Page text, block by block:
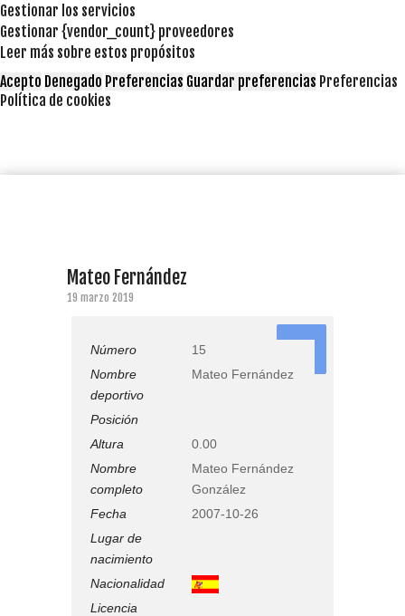
Gestionar los servicios
Gestionar {vendor_count} proveedores
Leer más sobre estos propósitos
Acepto Denegado Preferencias Guardar preferencias Preferencias
Política de cookies
Mateo Fernández
19 marzo 2019
Número
15
Nombre
deportivo
Mateo Fernández
Posición
Altura
0.00
Nombre
completo
Mateo Fernández
González
Fecha
2007-10-26
Lugar de
nacimiento
Nacionalidad
Licencia